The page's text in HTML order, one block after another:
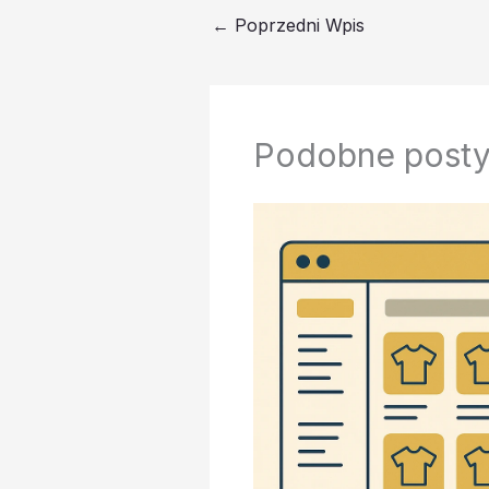
← Poprzedni Wpis
Podobne